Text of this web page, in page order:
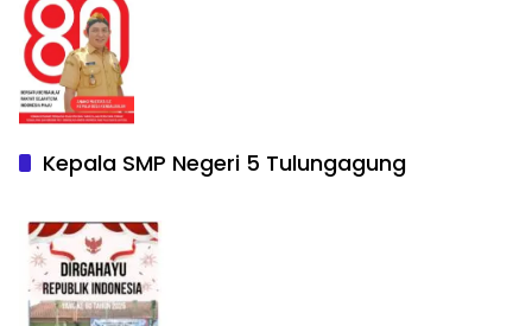
Kepala SMP Negeri 5 Tulungagung